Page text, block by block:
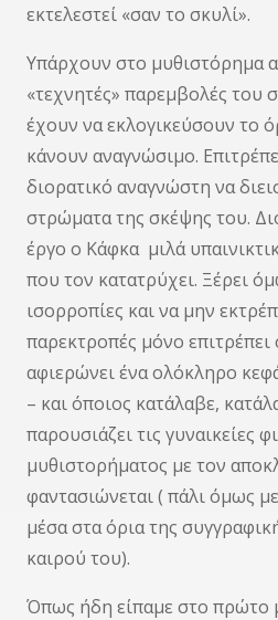
εκτελεστεί «σαν το σκυλί».
Υπάρχουν στο μυθιστόρημα
«τεχνητές» παρεμβολές του
έχουν να εκλογικεύσουν το
κάνουν αναγνώσιμο.
διορατικό αναγνώστη να
στρώματα της σκέψης του.
έργο ο Κάφκα μιλά
που τον κατατρύχει. Ξέρει
ισορροπίες και να μην
παρεκτροπές μόνο
αφιερώνει ένα ολόκληρο
– και όποιος κατάλαβε,
παρουσιάζει τις γυναικείες
μυθιστορήματος με τον
φαντασιώνεται ( πάλι όμως
μέσα στα όρια της
καιρού του).
Όπως ήδη είπαμε στο πρώτο